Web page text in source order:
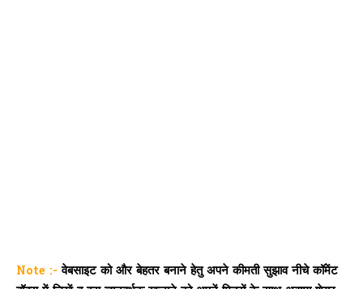
Note :- वेबसाइट को और बेहतर बनाने हेतु अपने कीमती सुझाव नीचे कॉमेंट